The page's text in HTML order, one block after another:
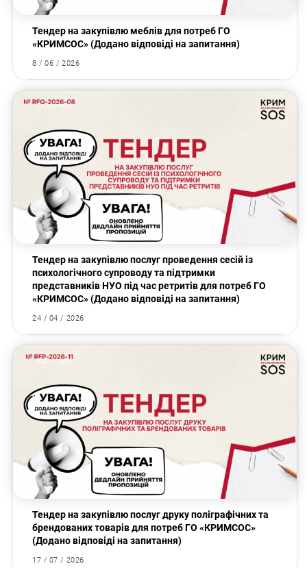
Тендер на закупівлю меблів для потреб ГО
«КРИМСОС» (Додано відповіді на запитання)
8 / 06 / 2026
Закупівлі
Тендер на закупівлю послуг проведення сесій із
психологічного супроводу та підтримки
представників НУО під час ретритів для потреб ГО
«КРИМСОС» (Додано відповіді на запитання)
24 / 04 / 2026
Закупівлі
Тендер на закупівлю послуг друку поліграфічних та
брендованих товарів для потреб ГО «КРИМСОС»
(Додано відповіді на запитання)
17 / 07 / 2026